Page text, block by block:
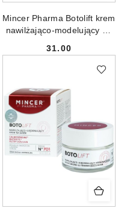
Mincer Pharma Botolift krem
nawilżająco-modelujący na
Cena:
31.00